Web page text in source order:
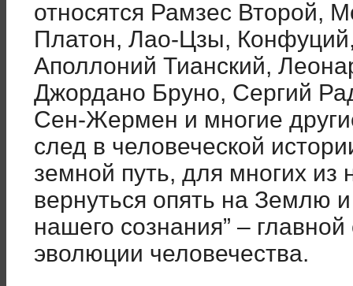
относятся Рамзес Второй,
Платон, Лао-Цзы,
Аполлоний Тианский,
Джордано Бруно, Сергий
Сен-Жермен и многие
след в человеческой
земной путь, для многих из
вернуться опять на Землю и
нашего сознания” –
эволюции человечества.